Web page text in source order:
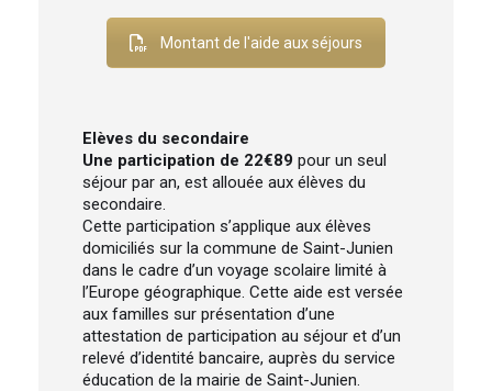
Montant de l'aide aux séjours
Elèves du secondaire
Une participation de 22€89 pour un seul
séjour par an, est allouée aux élèves du
secondaire.
Cette participation s’applique aux élèves
domiciliés sur la commune de Saint-Junien
dans le cadre d’un voyage scolaire limité à
l’Europe géographique. Cette aide est versée
aux familles sur présentation d’une
attestation de participation au séjour et d’un
relevé d’identité bancaire, auprès du service
éducation de la mairie de Saint-Junien.